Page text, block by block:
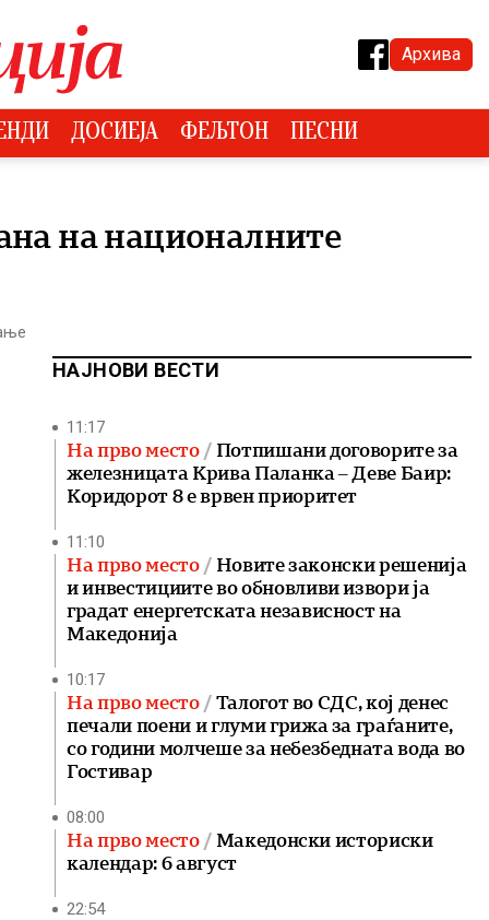
Архива
ДОСИЕЈА ФЕЉТОН ПЕСНИ
на националните
НАЈНОВИ ВЕСТИ
11:17
На прво место
Потпишани договорите за
железницата Крива Паланка – Деве Баир:
Коридорот 8 е врвен приоритет
11:10
На прво место
Новите законски решенија
и инвестициите во обновливи извори ја
градат енергетската независност на
Македонија
10:17
На прво место
Талогот во СДС, кој денес
печали поени и глуми грижа за граѓаните,
со години молчеше за небезбедната вода во
Гостивар
08:00
На прво место
Македонски историски
календар: 6 август
22:54